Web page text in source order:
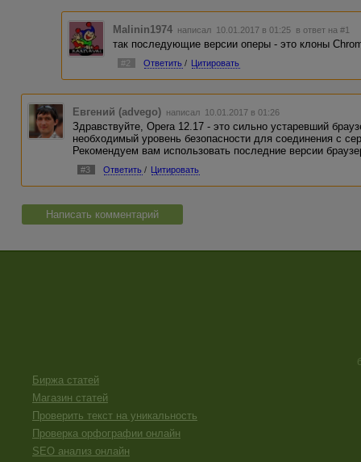
Malinin1974 написал 10.01.2017 в 01:25 в ответ на #1
так последующие версии оперы - это клоны
#2 Ответить / Цитировать
Евгений (advego) написал 10.01.2017 в 01:26
Здравствуйте, Opera 12.17 - это сильно устаревший
необходимый уровень безопасности для соединения с
Рекомендуем вам использовать последние версии
#3 Ответить / Цитировать
Написать комментарий
Биржа статей
Магазин статей
Проверить текст на уникальность
Проверка орфографии онлайн
SEO анализ онлайн